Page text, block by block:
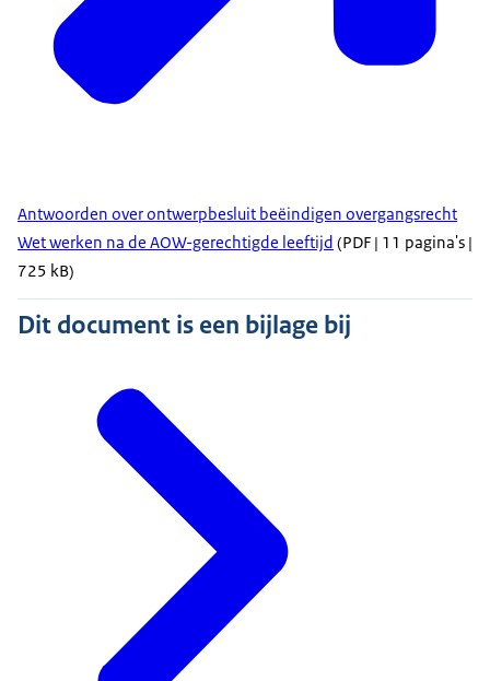
Antwoorden over ontwerpbesluit beëindigen overgangsrecht
Wet werken na de AOW-gerechtigde leeftijd (PDF | 11 pagina's |
725 kB)
Dit document is een bijlage bij